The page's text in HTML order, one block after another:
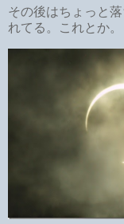
その後はちょっと
れてる。これとか。